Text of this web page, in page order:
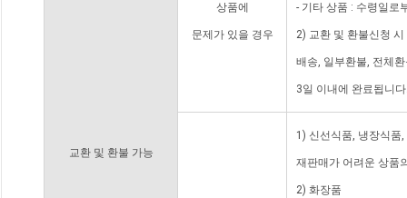
교환 및 환불 가능
상품에
문제가 있을 경우
- 기타 상품 : 수령일로
2) 교환 및 환불신청
배송, 일부환불, 전체
3일 이내에 완료됩니
1) 신선식품, 냉장식품
재판매가 어려운 상품
2) 화장품